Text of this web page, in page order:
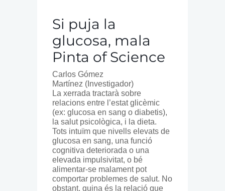
Si puja la
glucosa, mala
Pinta of Science
Carlos Gómez
Martínez (Investigador)
La xerrada tractarà sobre
relacions entre l’estat glicèmic
(ex: glucosa en sang o diabetis),
la salut psicològica, i la dieta.
Tots intuïm que nivells elevats de
glucosa en sang, una funció
cognitiva deteriorada o una
elevada impulsivitat, o bé
alimentar-se malament pot
comportar problemes de salut. No
obstant, quina és la relació que